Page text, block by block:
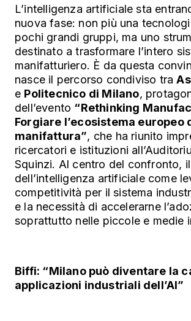
L’intelligenza artificiale sta
nuova fase: non più una
pochi grandi gruppi, ma uno
destinato a trasformare l’intero
manifatturiero. È da questa
nasce il percorso condiviso tra
e Politecnico di Milano,
dell’evento “Rethinking
Forgiare l’ecosistema europeo
manifattura”, che ha riunito
ricercatori e istituzioni
Squinzi. Al centro del confronto,
dell’intelligenza artificiale come
competitività per il sistema
e la necessità di accelerarne
soprattutto nelle piccole e medie
Biffi: “Milano può diventare la
applicazioni industriali dell’AI”